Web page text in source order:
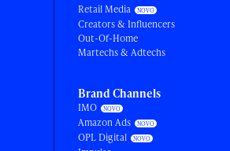
Retail Media
Creators & Influencers
Out-Of-Home
Martechs & Adtechs
Brand Channels
IMO
Amazon Ads
OPL Digital